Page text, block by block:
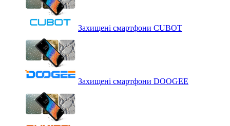
Захищені смартфони CUBOT
Захищені смартфони DOOGEE